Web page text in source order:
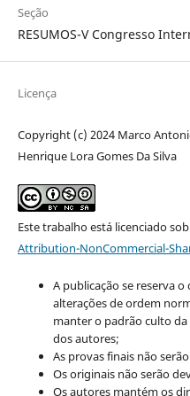
Seção
RESUMOS-V Congresso
Licença
Copyright (c) 2024 Marco
Henrique Lora Gomes Da Silva
Este trabalho está licenciado
Attribution-NonCommercial-
A publicação se reserva
alterações de ordem
manter o padrão culto
dos autores;
As provas finais não
Os originais não serão
Os autores mantém os